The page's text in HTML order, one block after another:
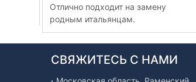
Отлично подходит на замену
родным итальянцам.
СВЯЖИТЕСЬ С НАМИ